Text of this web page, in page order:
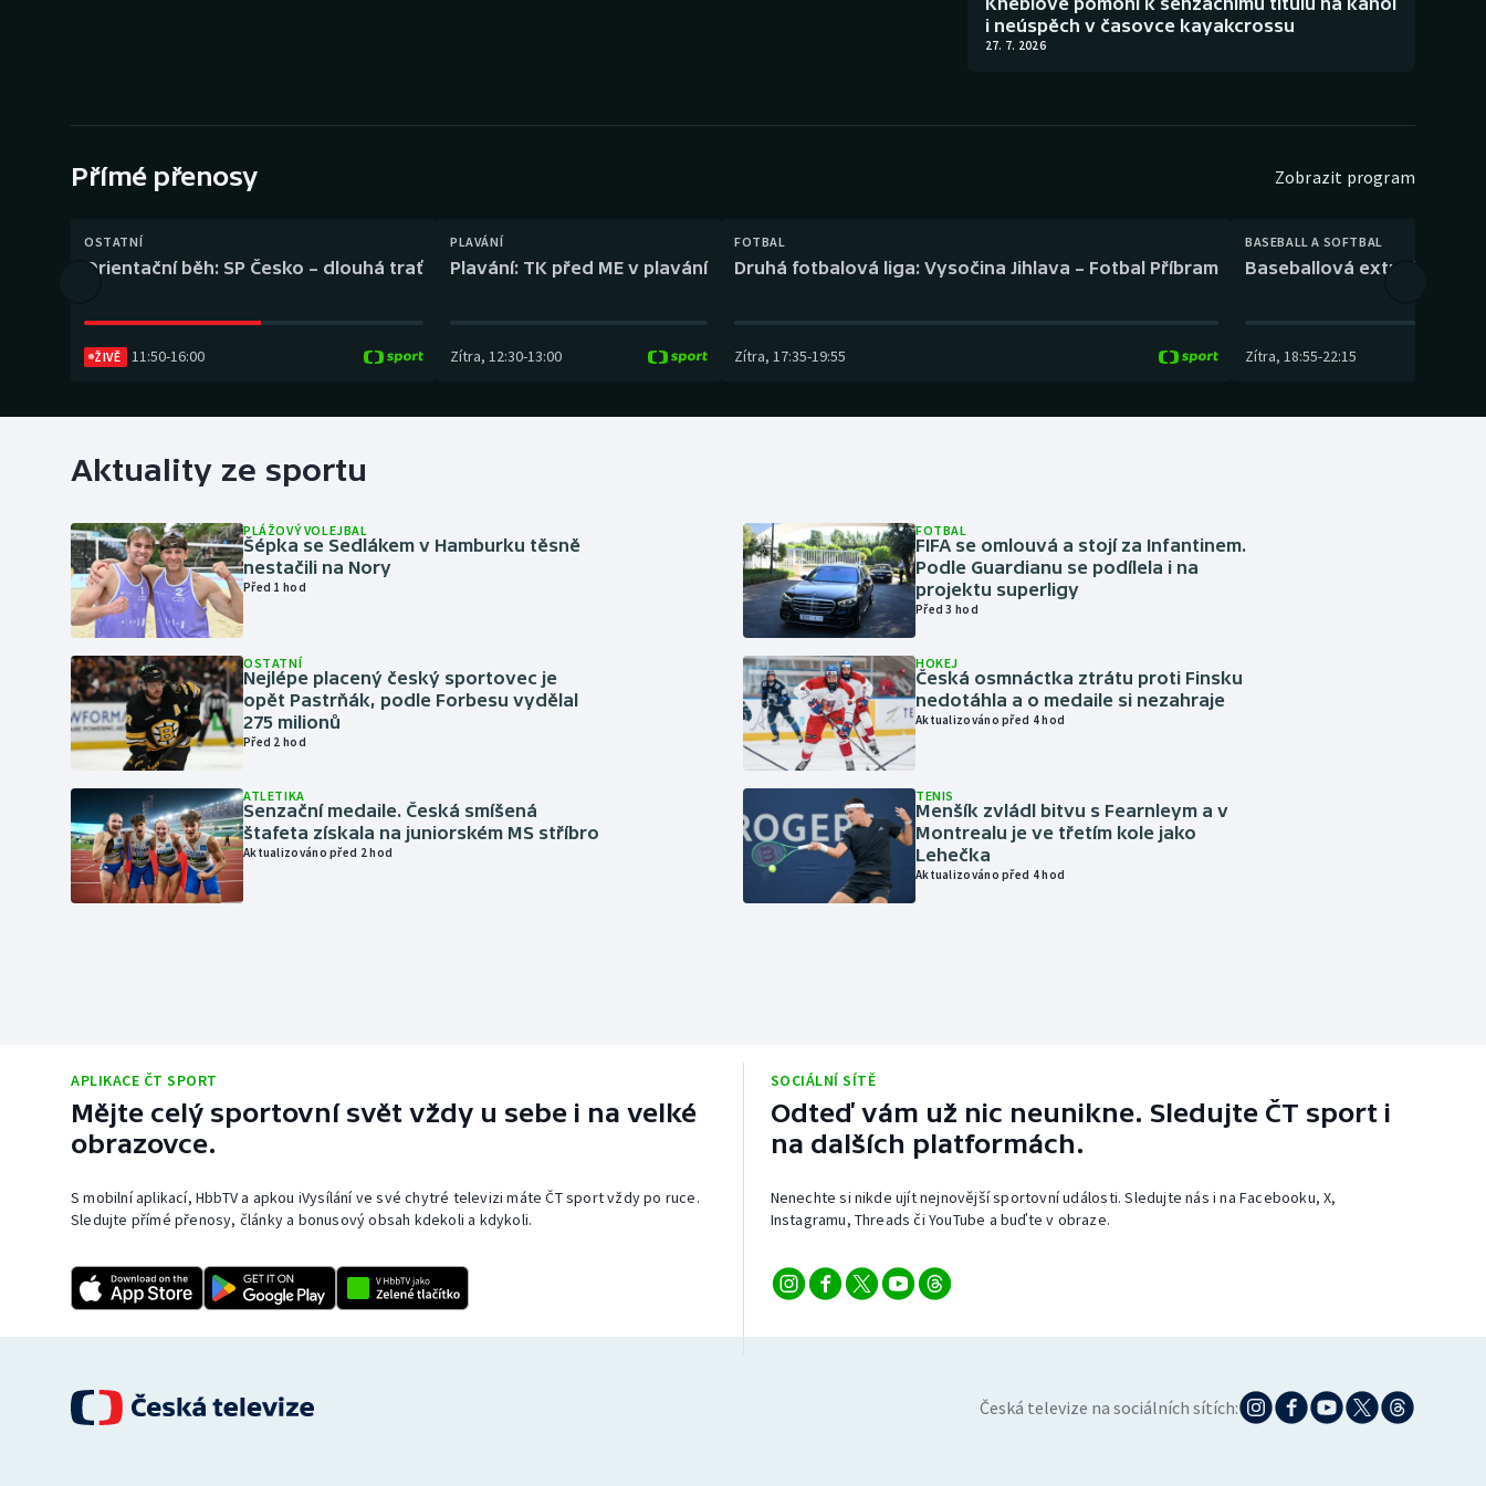
Gymnastika Plážový volejbal
i neúspěch v časovce kayakcrossu
27. 7. 2026
Přímé přenosy Zobrazit program
OSTATNÍ
Orientační běh: SP Česko – dlouhá trať
ŽIVĚ 11:50-16:00
PLAVÁNÍ
Plavání: TK před ME v plavání
Zítra, 12:30-13:00
FOTBAL
Druhá fotbalová liga: Vysočina Jihlava – Fotbal Příbram
Zítra, 17:35-19:55
BASEBALL A SOFTBAL
Baseballová extraliga:
Zítra, 18:55-22:15
Aktuality ze sportu
PLÁŽOVÝ VOLEJBAL
Šépka se Sedlákem v Hamburku těsně
nestačili na Nory
Před 1 hod
OSTATNÍ
Nejlépe placený český sportovec je
opět Pastrňák, podle Forbesu vydělal
275 milionů
Před 2 hod
ATLETIKA
Senzační medaile. Česká smíšená
štafeta získala na juniorském MS stříbro
Aktualizováno před 2 hod
FOTBAL
FIFA se omlouvá a stojí za Infantinem.
Podle Guardianu se podílela i na
projektu superligy
Před 3 hod
HOKEJ
Česká osmnáctka ztrátu proti Finsku
nedotáhla a o medaile si nezahraje
Aktualizováno před 4 hod
TENIS
Menšík zvládl bitvu s Fearnleym a v
Montrealu je ve třetím kole jako
Lehečka
Aktualizováno před 4 hod
APLIKACE ČT SPORT
Mějte celý sportovní svět vždy u sebe i na velké
obrazovce.
S mobilní aplikací, HbbTV a apkou iVysílání ve své chytré televizi máte ČT sport vždy po ruce.
Sledujte přímé přenosy, články a bonusový obsah kdekoli a kdykoli.
SOCIÁLNÍ SÍTĚ
Odteď vám už nic neunikne. Sledujte ČT sport i
na dalších platformách.
Nenechte si nikde ujít nejnovější sportovní události. Sledujte nás i na Facebooku, X,
Instagramu, Threads či YouTube a buďte v obraze.
Česká televize na sociálních sítích: